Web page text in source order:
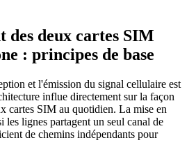
des deux cartes SIM
: principes de base
et l'émission du signal cellulaire est
influe directement sur la façon
cartes SIM au quotidien. La mise en
lignes partagent un seul canal de
de chemins indépendants pour